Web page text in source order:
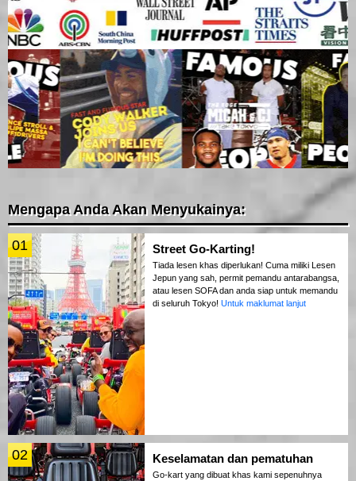
Mengapa Anda Akan Menyukainya:
01 Street Go-Karting!
Tiada lesen khas diperlukan! Cuma miliki Lesen
Jepun yang sah, permit pemandu antarabangsa,
atau lesen SOFA dan anda siap untuk memandu
di seluruh Tokyo! Untuk maklumat lanjut
02 Keselamatan dan pematuhan
Go-kart yang dibuat khas kami sepenuhnya